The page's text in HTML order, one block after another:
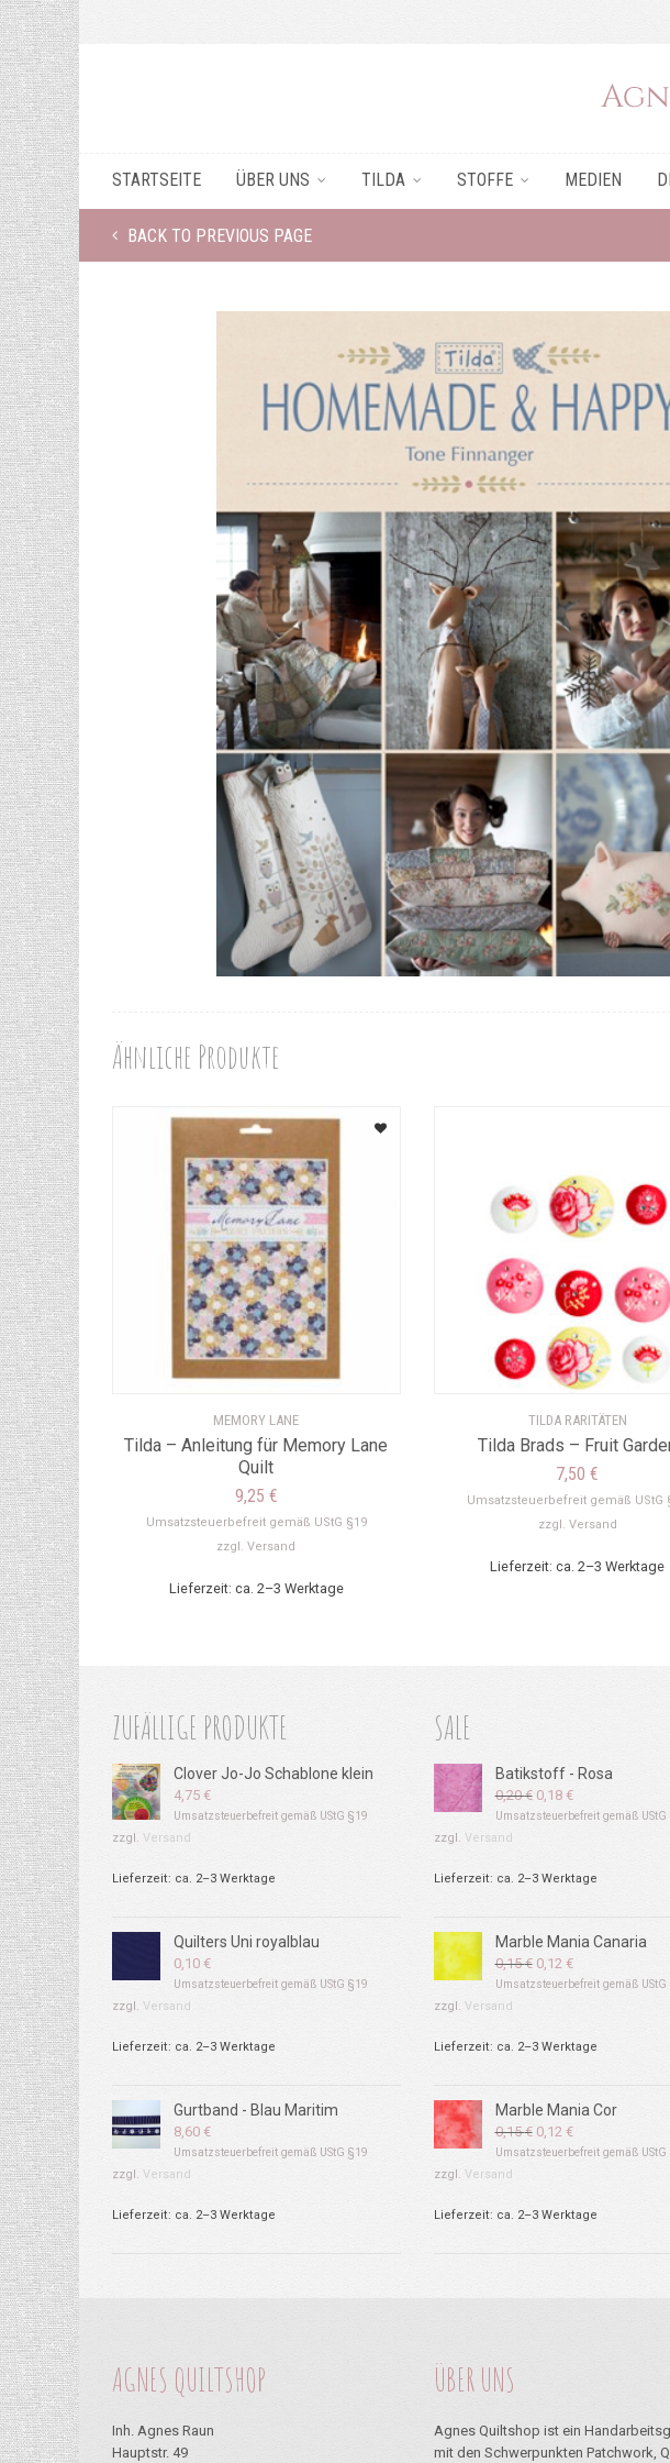
STARTSEITE ÜBER UNS TILDA STOFFE MEDIEN
BACK TO PREVIOUS PAGE
Ähnliche Produkte
MEMORY LANE
Tilda – Anleitung für Memory Lane
Quilt
9,25 €
Umsatzsteuerbefreit gemäß UStG §19
zzgl.Versand
Lieferzeit: ca. 2–3 Werktage
TILDA RARITÄTEN
Tilda Brads – Fruit
7,50€
Umsatzsteuerbefreit gemäß UStG
zzgl. Versand
Lieferzeit: ca. 2–3 Werktage
ZUFÄLLIGE PRODUKTE
Clover Jo-Jo Schablone klein
4,75 €
Umsatzsteuerbefreit gemäß UStG §19
zzgl. Versand
Lieferzeit: ca. 2–3 Werktage
Quilters Uni royalblau
0,10 €
Umsatzsteuerbefreit gemäß UStG §19
zzgl. Versand
Lieferzeit: ca. 2–3 Werktage
Gurtband - Blau Maritim
8,60 €
Umsatzsteuerbefreit gemäß UStG §19
zzgl. Versand
Lieferzeit: ca. 2–3 Werktage
SALE
Batikstoff - Rosa
0,20€ Ursprünglicher
Preis
0,18 €Aktueller
Preis
Umsatzsteuerbefreit gemäß UStG
zzgl. Versand
Lieferzeit: ca. 2–3 Werktage
Marble Mania Canaria
0,15€ Ursprünglicher
Preis
0,12 €Aktueller
Preis
Umsatzsteuerbefreit gemäß UStG
zzgl. Versand
Lieferzeit: ca. 2–3 Werktage
Marble Mania Cor
0,15€ Ursprünglicher
Preis
0,12 €Aktueller
Preis
Umsatzsteuerbefreit gemäß UStG
zzgl. Versand
Lieferzeit: ca. 2–3 Werktage
AGNES QUILTSHOP
Inh. Agnes Raun
Hauptstr. 49
ÜBER UNS
Agnes Quiltshop ist ein
mit den Schwerpunkten Patchwork,